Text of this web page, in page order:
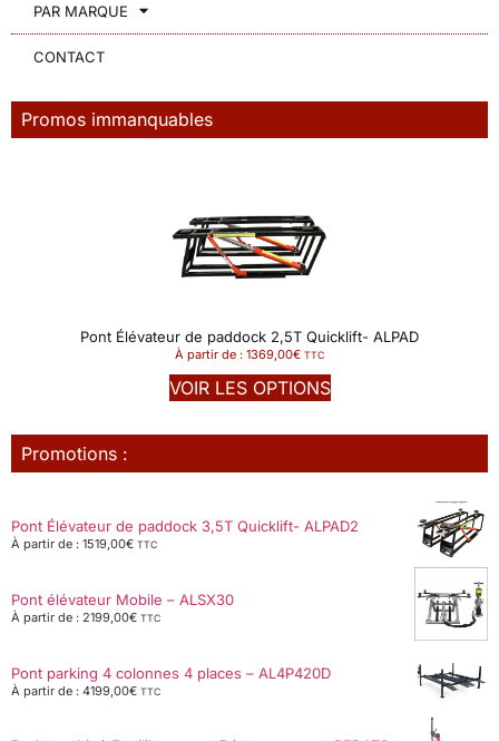
PAR MARQUE
CONTACT
Promos immanquables
Pont Élévateur de paddock 2,5T Quicklift- ALPAD
À partir de : 1369,00€ TTC
VOIR LES OPTIONS
Promotions :
Pont Élévateur de paddock 3,5T Quicklift- ALPAD2
À partir de : 1519,00€ TTC
Pont élévateur Mobile – ALSX30
À partir de : 2199,00€ TTC
Pont parking 4 colonnes 4 places – AL4P420D
À partir de : 4199,00€ TTC